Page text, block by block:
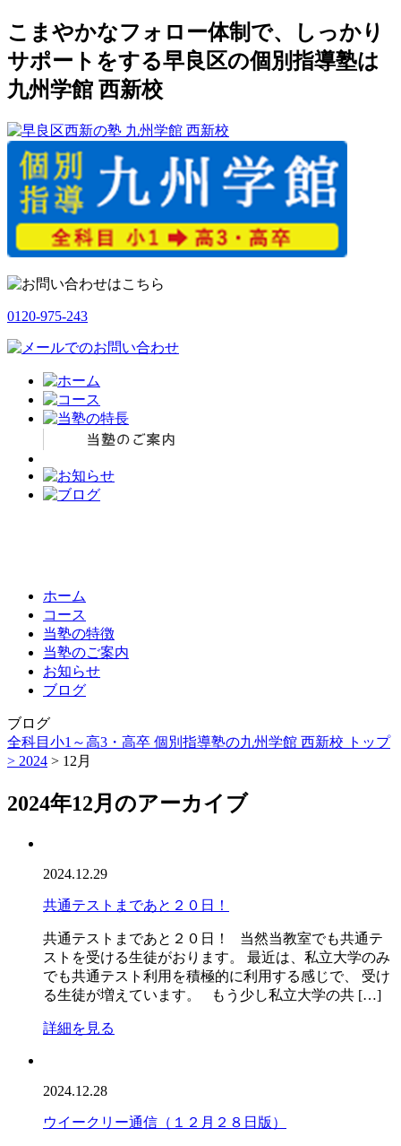
こまやかなフォロー体制で、しっかり
サポートをする早良区の個別指導塾は
九州学館 西新校
0120-975-243
ホーム
コース
当塾の特徴
当塾のご案内
お知らせ
ブログ
ブログ
全科目小1～高3・高卒 個別指導塾の九州学館 西新校 トップ
> 2024 > 12月
2024年12月のアーカイブ
2024.12.29
共通テストまであと２０日！
共通テストまであと２０日！ 当然当教室でも共通テ
ストを受ける生徒がおります。 最近は、私立大学のみ
でも共通テスト利用を積極的に利用する感じで、 受け
る生徒が増えています。 もう少し私立大学の共 […]
詳細を見る
2024.12.28
ウイークリー通信（１２月２８日版）